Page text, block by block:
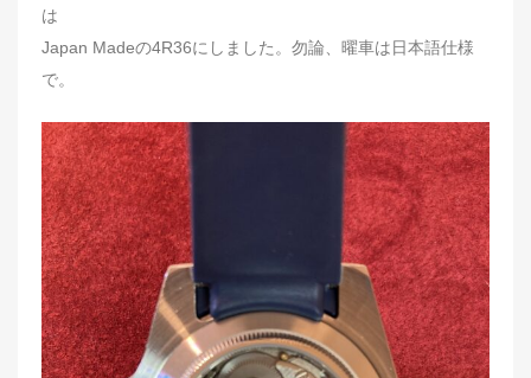
は
Japan Madeの4R36にしました。勿論、曜車は日本語仕様
で。